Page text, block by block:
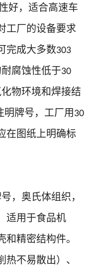
好，适合高速车
工厂的设备要求
完成大多数303
腐蚀性低于30
物环境和焊接结
明牌号，工厂用 30
在图纸上明确标
，奥氏体组织，
适用于食品机
精密结构件。
不易散出）、